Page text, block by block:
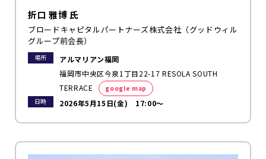
折口 雅博 氏
ブロードキャピタルパートナーズ株式会社（グッドウィル
グループ前会長）
場所
アルマリアン福岡
福岡市中央区今泉1丁目22-17 RESOLA SOUTH
TERRACE
google map
日時
2026年5月15日(金) 17:00～